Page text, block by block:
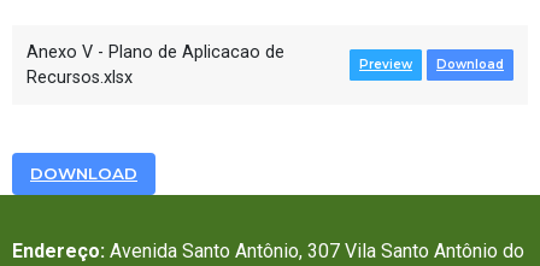
Anexo V - Plano de Aplicacao de
Recursos.xlsx
Preview Download
DOWNLOAD
Endereço: Avenida Santo Antônio, 307 Vila Santo Antônio do